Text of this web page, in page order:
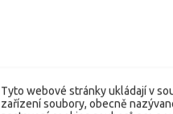
Tyto webové stránky ukládají v
zařízení soubory, obecně